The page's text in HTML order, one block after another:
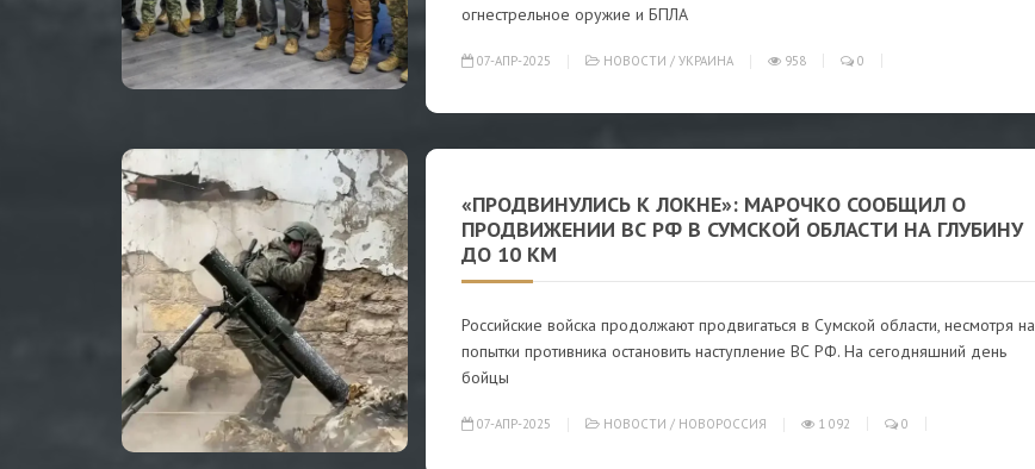
огнестрельное оружие и БПЛА
07-АПР-2025 НОВОСТИ / УКРАИНА 958 0
«ПРОДВИНУЛИСЬ К ЛОКНЕ»: МАРОЧКО СООБЩИЛ О
ПРОДВИЖЕНИИ ВС РФ В СУМСКОЙ ОБЛАСТИ НА ГЛУБИНУ
ДО 10 КМ
Российские войска продолжают продвигаться в Сумской области, несмотря на
попытки противника остановить наступление ВС РФ. На сегодняшний день
бойцы
07-АПР-2025 НОВОСТИ / НОВОРОССИЯ 1 092 0